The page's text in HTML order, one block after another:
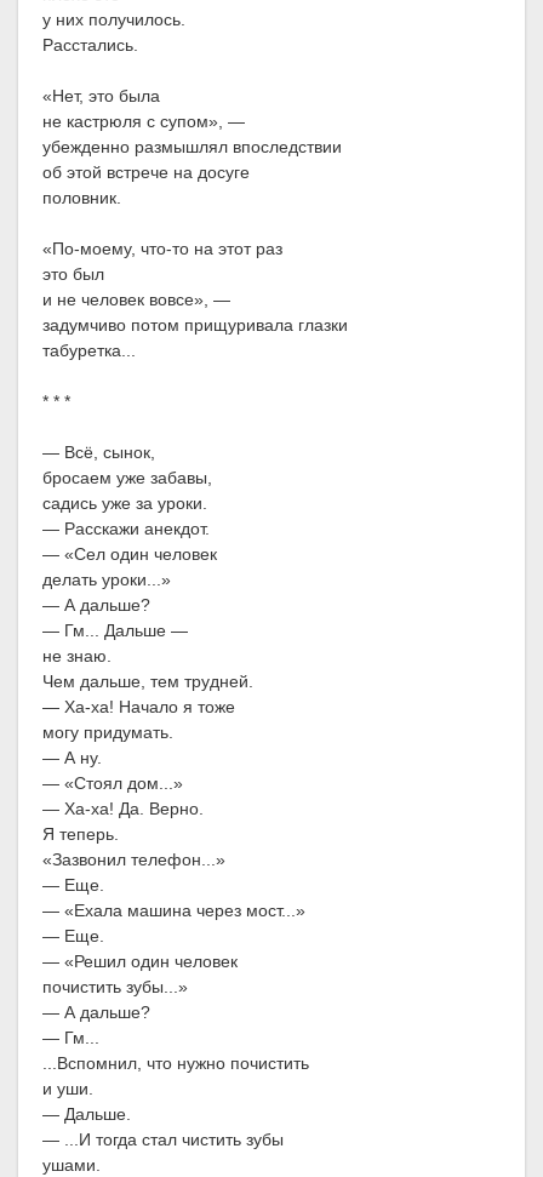
у них получилось.
Расстались.
«Нет, это была
не кастрюля с супом», —
убежденно размышлял впоследствии
об этой встрече на досуге
половник.
«По-моему, что-то на этот раз
это был
и не человек вовсе», —
задумчиво потом прищуривала глазки
табуретка...
* * *
— Всё, сынок,
бросаем уже забавы,
садись уже за уроки.
— Расскажи анекдот.
— «Сел один человек
делать уроки...»
— А дальше?
— Гм... Дальше —
не знаю.
Чем дальше, тем трудней.
— Ха-ха! Начало я тоже
могу придумать.
— А ну.
— «Стоял дом...»
— Ха-ха! Да. Верно.
Я теперь.
«Зазвонил телефон...»
— Еще.
— «Ехала машина через мост...»
— Еще.
— «Решил один человек
почистить зубы...»
— А дальше?
— Гм...
...Вспомнил, что нужно почистить
и уши.
— Дальше.
— ...И тогда стал чистить зубы
ушами.